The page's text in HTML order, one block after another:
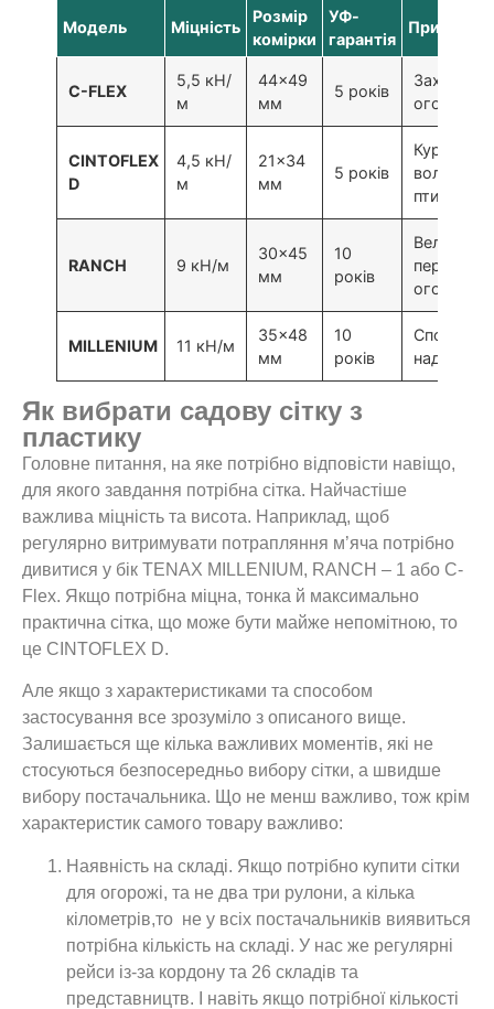
Модель Міцність
Розмір
комірки
УФ-
гарантія
C-FLEX
5,5 кН/
м
44×49
мм
5 років
Захист
огорожі
CINTOFLEX
D
4,5 кН/
м
21×34
мм
5 років
вольєри
птиці
RANCH 9 кН/м
30×45
мм
10
років
Великі
огорожі
MILLENIUM 11 кН/м
35×48
мм
10
років
надійні
Як вибрати садову сітку з
пластику
Головне питання, на яке потрібно відповісти навіщо,
для якого завдання потрібна сітка. Найчастіше
важлива міцність та висота. Наприклад, щоб
регулярно витримувати потрапляння м’яча потрібно
дивитися у бік TENAX MILLENIUM, RANCH – 1 або C-
Flex. Якщо потрібна міцна, тонка й максимально
практична сітка, що може бути майже непомітною, то
це CINTOFLEX D.
Але якщо з характеристиками та способом
застосування все зрозуміло з описаного вище.
Залишається ще кілька важливих моментів, які не
стосуються безпосередньо вибору сітки, а швидше
вибору постачальника. Що не менш важливо, тож крім
характеристик самого товару важливо:
Наявність на складі. Якщо потрібно купити сітки
для огорожі, та не два три рулони, а кілька
кілометрів,то не у всіх постачальників виявиться
потрібна кількість на складі. У нас же регулярні
рейси із-за кордону та 26 складів та
представництв. І навіть якщо потрібної кількості